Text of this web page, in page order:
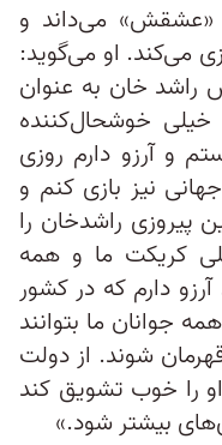
«عشقش» می‌داند و
می‌کند. او می‌گوید:
راشد خان به عنوان
گذشته، خیلی‌ خوشحال‌کننده
و آرزو دارم روزی
نیز بازی کنم و
پیروزی راشدخان را
کریکت ما و همه
دارم که در کشور
جوانان ما بتوانند
شوند. از دولت
را خوب تشویق کند
بیشتر شود.»